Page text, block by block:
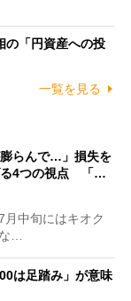
の「円資産への投
一覧を見る
膨らんで…」損失を
る4つの視点 「…
中旬にはキオク
…
は足踏み」が意味